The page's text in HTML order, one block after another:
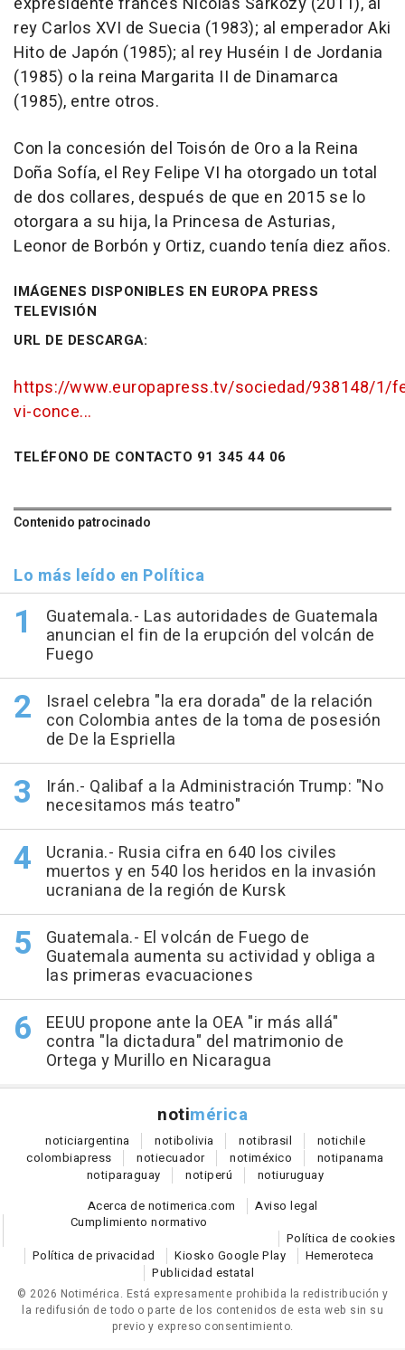
rey Carlos XVI de Suecia (1983); al emperador Aki
Hito de Japón (1985); al rey Huséin I de Jordania
(1985) o la reina Margarita II de Dinamarca
(1985), entre otros.
Con la concesión del Toisón de Oro a la Reina
Doña Sofía, el Rey Felipe VI ha otorgado un total
de dos collares, después de que en 2015 se lo
otorgara a su hija, la Princesa de Asturias,
Leonor de Borbón y Ortiz, cuando tenía diez años.
IMÁGENES DISPONIBLES EN EUROPA PRESS
TELEVISIÓN
URL DE DESCARGA:
https://www.europapress.tv/sociedad/938148/1/
vi-conce...
TELÉFONO DE CONTACTO 91 345 44 06
Contenido patrocinado
Lo más leído en Política
Guatemala.- Las autoridades de Guatemala
anuncian el fin de la erupción del volcán de
Fuego
Israel celebra "la era dorada" de la relación
con Colombia antes de la toma de posesión
de De la Espriella
Irán.- Qalibaf a la Administración Trump: "No
necesitamos más teatro"
Ucrania.- Rusia cifra en 640 los civiles
muertos y en 540 los heridos en la invasión
ucraniana de la región de Kursk
Guatemala.- El volcán de Fuego de
Guatemala aumenta su actividad y obliga a
las primeras evacuaciones
EEUU propone ante la OEA "ir más allá"
contra "la dictadura" del matrimonio de
Ortega y Murillo en Nicaragua
notimérica
noticiargentina notibolivia notibrasil notichile
colombiapress notiecuador notiméxico notipanama
notiparaguay notiperú notiuruguay
Acerca de notimerica.com
Aviso legal
Cumplimiento normativo
Política de cookies
Política de privacidad
Kiosko Google Play
Hemeroteca
Publicidad estatal
© 2026 Notimérica. Está expresamente prohibida la redistribución y
la redifusión de todo o parte de los contenidos de esta web sin su
previo y expreso consentimiento.